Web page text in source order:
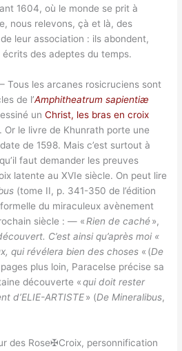
1604, où le monde se prit à
nous relevons, çà et là, des
leur association : ils abondent,
des adeptes du temps.
Tous les arcanes rosicruciens sont
de l’Amphitheatrum sapientiæ
unChrist, les bras en croix
. Or le livre de Khunrath porte une
de 1598. Mais c’est surtout à
faut demander les preuves
latente au XVIe siècle. On peut lire
(tome II, p. 341-350 de l’édition
du miraculeux avènement
siècle : — « Rien de caché»,
C’est ainsi qu’après moi «
qui révélera bien des choses « (De
plus loin, Paracelse précise sa
découverte «qui doit rester
d’ELIE-ARTISTE» (De Mineralibus,
des Rose✠Croix, personnification